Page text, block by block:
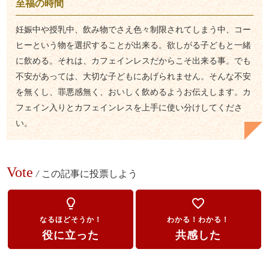
至福の時間
妊娠中や授乳中、飲み物でさえ色々制限されてしまう中、コー
ヒーという物を選択することが出来る。欲しがる子どもと一緒
に飲める。それは、カフェインレスだからこそ出来る事。でも
不安があっては、大切な子どもにあげられません。そんな不安
を無くし、罪悪感無く、おいしく飲めるようお伝えします。カ
フェイン入りとカフェインレスを上手に使い分けしてくださ
い。
Vote / この記事に投票しよう
lightbulb_outline
なるほどそうか！
役に立った
favorite_border
わかる！わかる！
共感した